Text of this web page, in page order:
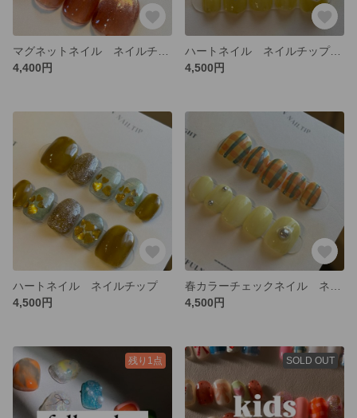
4,400円
ハートネイル ネイルチップ セレモニーネイル
4,500円
ハートネイル ネイルチップ
4,500円
4,500円
残り1点 SOLD OUT